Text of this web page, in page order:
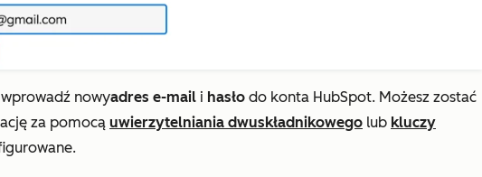
nowyadres e-mail i hasło do konta HubSpot. Możesz zostać
za pomocą uwierzytelniania dwuskładnikowego lub kluczy